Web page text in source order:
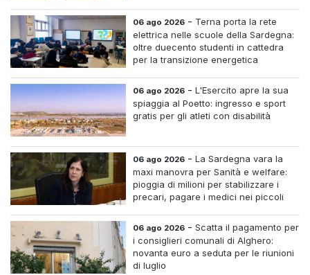
06 ago 2026 - Terna porta la rete
elettrica nelle scuole della Sardegna:
oltre duecento studenti in cattedra
per la transizione energetica
06 ago 2026 -L'Esercito apre la sua
spiaggia al Poetto: ingresso e sport
gratis per gli atleti con disabilità
06 ago 2026 -La Sardegna vara la
maxi manovra per Sanità e welfare:
pioggia di milioni per stabilizzare i
precari, pagare i medici nei piccoli
case di riposo.
06 ago 2026 -Scatta il pagamento per
i consiglieri comunali di Alghero:
novanta euro a seduta per le riunioni
di luglio